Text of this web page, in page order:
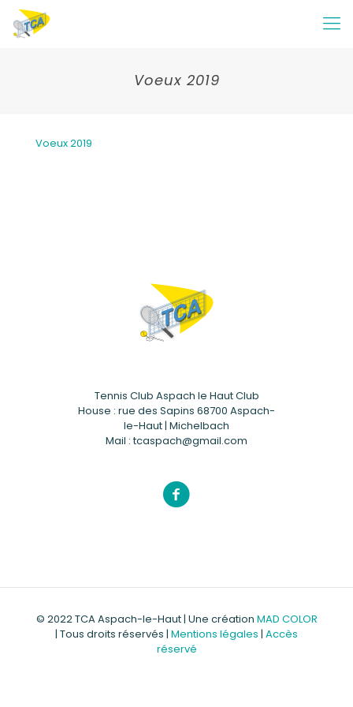
Voeux 2019
Voeux 2019
Tennis Club Aspach le Haut Club
House : rue des Sapins 68700 Aspach-
le-Haut | Michelbach
Mail : tcaspach@gmail.com
© 2022 TCA Aspach-le-Haut | Une création MAD COLOR
| Tous droits réservés | Mentions légales | Accès
réservé